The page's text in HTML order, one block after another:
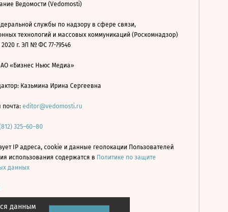
данным
Ведомости (Vedomosti)
службы по надзору в сфере связи,
технологий и массовых коммуникаций (Роскомнадзор)
2020 г. ЭЛ № ФС 77-79546
АО «Бизнес Ньюс Медиа»
Казьмина Ирина Сергеевна
почта: editor@vedomosti.ru
325–60–80
IP адреса, cookie и данные геолокации Пользователей
использования содержатся в Политике по защите
данных